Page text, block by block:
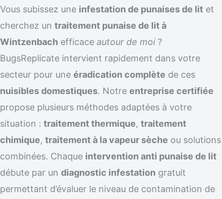
Vous subissez une infestation de punaises de lit et
cherchez un traitement punaise de lit à
Wintzenbach efficace autour de moi?
BugsReplicate intervient rapidement dans votre
secteur pour une éradication complète de ces
nuisibles domestiques. Notre entreprise certifiée
propose plusieurs méthodes adaptées à votre
situation : traitement thermique, traitement
chimique, traitement à la vapeur sèche ou solutions
combinées. Chaque intervention anti punaise de lit
débute par un diagnostic infestation gratuit
permettant d’évaluer le niveau de contamination de